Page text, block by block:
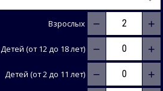
Взрослых − +
Детей (от 12 до 18 лет) − +
Детей (от 2 до 11 лет) − +